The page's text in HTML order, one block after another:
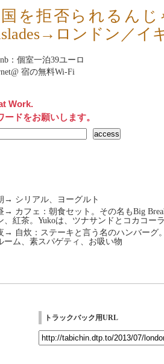
を拒否られるんじ
ロンドン／イ
：個室一泊39ユーロ
宿の無料Wi-Fi
Work.
ードをお願いします。
→ シリアル、ヨーグルト
→ カフェ：朝食セット。その名もBig
、紅茶。Yukoは、ツナサンドとコカコー
→ 自炊：ステーキと言う名のハンバーグ
ーム、素スパゲティ、お吸い物
トラックバック用URL